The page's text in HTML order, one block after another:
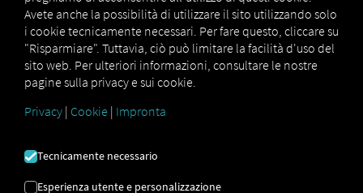
TX-TRAILERPULSE
COLLEGARE
Utilizzi TX-TRAILERPULSE
del nostro partner
Avete anche la possibilità di utilizzare il sito utilizzando solo
i cookie tecnicamente necessari. Per fare questo, cliccare su
"Risparmiare". Tuttavia, ciò può limitare la facilità d'uso del
sito web. Per ulteriori informazioni, consultare le nostre
pagine sulla privacy e sui cookie.
Privacy | Cookie | Impronta
Tecnicamente necessario
Esperienza utente e personalizzazione